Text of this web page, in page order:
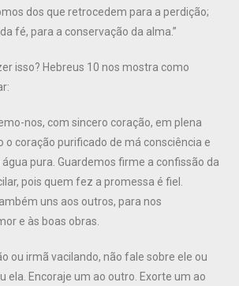
dos que retrocedem para a perdição;
fé, para a conservação da alma.”
isso? Hebreus 10 nos mostra como
nos, com sincero coração, em plena
o coração purificado de má consciência e
água pura. Guardemos firme a confissão da
pois quem fez a promessa é fiel.
uns aos outros, para nos
e às boas obras.
ou irmã vacilando, não fale sobre ele ou
ela. Encoraje um ao outro. Exorte um ao